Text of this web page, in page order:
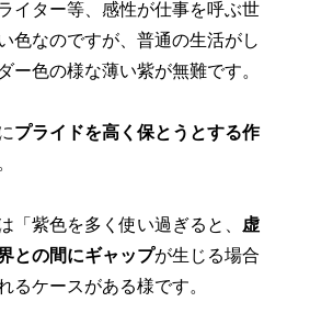
イター等、感性が仕事を呼ぶ世
色なのですが、普通の生活がし
ー色の様な薄い紫が無難です。
プライドを高く保とうとする作
「紫色を多く使い過ぎると、 虚
との間にギャップが生じる場合
るケースがある様です。